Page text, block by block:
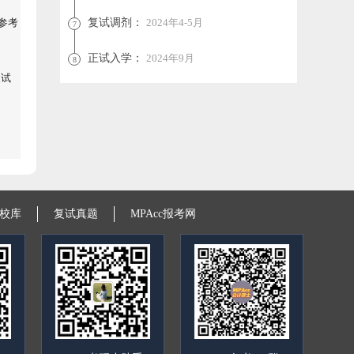
考 7 复试调剂： 2024年4-5月
8 正试入学： 2024年9月
库 复试真题 MPAcc报考网